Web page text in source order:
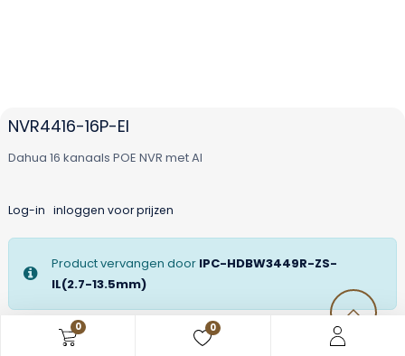
0 0
NVR4416-16P-EI
Dahua 16 kanaals POE NVR met AI
Log-in inloggen voor prijzen
Product vervangen door IPC-HDBW3449R-ZS-
IL(2.7-13.5mm)